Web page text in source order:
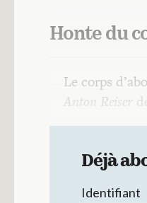
Honte du
Le corps
Anton Reiser
Déjà
Identifiant